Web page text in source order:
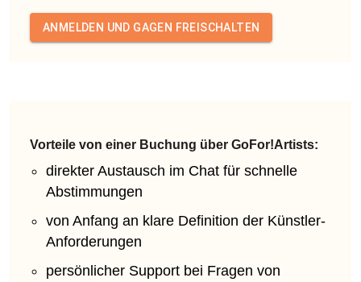
ANMELDEN UND GAGEN FREISCHALTEN
Vorteile von einer Buchung über GoFor!Artists:
direkter Austausch im Chat für schnelle
Abstimmungen
von Anfang an klare Definition der Künstler-
Anforderungen
persönlicher Support bei Fragen von